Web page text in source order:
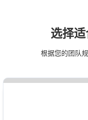
选择
根据您的团队